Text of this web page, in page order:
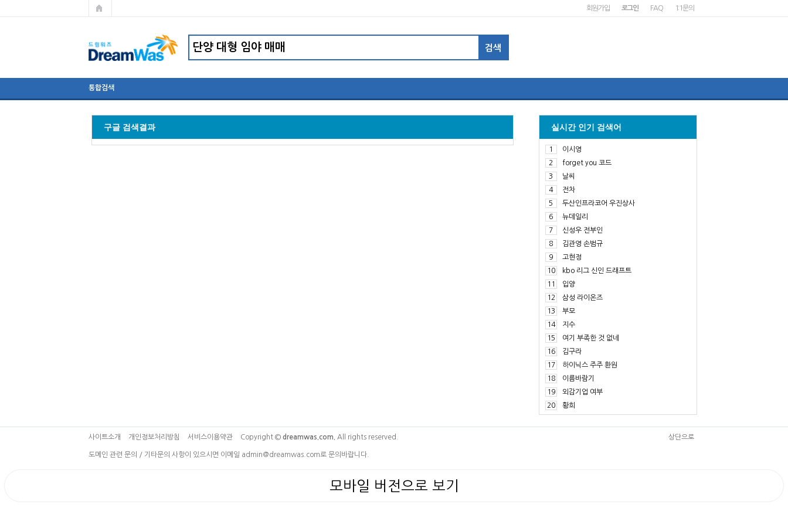
회원가입 로그인 FAQ 1:1문의
통합검색
실시간 인기 검색어
1
이시영
2
forget you 코드
3
날씨
4
전차
5
두산인프라코어 우진상사
6
뉴데일리
7
신성우 전부인
8
김관영 손범규
9
고현정
10
kbo 리그 신인 드래프트
11
입양
12
삼성 라이온즈
13
부모
14
지수
15
여기 부족한 것 없네
16
김구라
17
하이닉스 주주 환원
18
이름바람기
19
외감기업 여부
20
황희
구글 검색결과
사이트소개 개인정보처리방침 서비스이용약관 Copyright © dreamwas.com. All rights reserved. 상단으로
도메인 관련 문의 / 기타문의 사항이 있으시면 이메일 admin@dreamwas.com로 문의바랍니다.
모바일 버전으로 보기